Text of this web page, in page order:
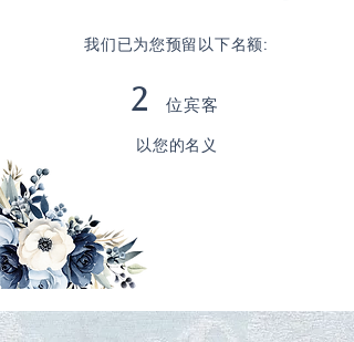
我们已为您预留以下名额:
2 位宾客
以您的名义